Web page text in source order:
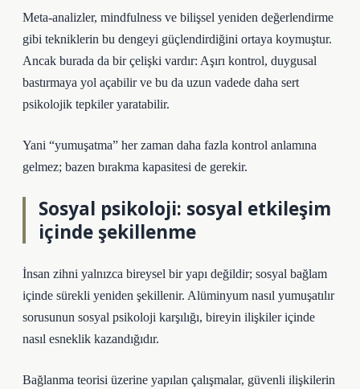
Meta-analizler, mindfulness ve bilişsel yeniden değerlendirme
gibi tekniklerin bu dengeyi güçlendirdiğini ortaya koymuştur.
Ancak burada da bir çelişki vardır: Aşırı kontrol, duygusal
bastırmaya yol açabilir ve bu da uzun vadede daha sert
psikolojik tepkiler yaratabilir.
Yani “yumuşatma” her zaman daha fazla kontrol anlamına
gelmez; bazen bırakma kapasitesi de gerekir.
Sosyal psikoloji: sosyal etkileşim
içinde şekillenme
İnsan zihni yalnızca bireysel bir yapı değildir; sosyal bağlam
içinde sürekli yeniden şekillenir. Alüminyum nasıl yumuşatılır
sorusunun sosyal psikoloji karşılığı, bireyin ilişkiler içinde
nasıl esneklik kazandığıdır.
Bağlanma teorisi üzerine yapılan çalışmalar, güvenli ilişkilerin